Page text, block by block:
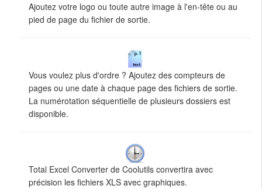
Ajoutez votre logo ou toute autre image à l'en-tête ou au
pied de page du fichier de sortie.
Vous voulez plus d'ordre ? Ajoutez des compteurs de
pages ou une date à chaque page des fichiers de sortie.
La numérotation séquentielle de plusieurs dossiers est
disponible.
Total Excel Converter de Coolutils convertira avec
précision les fichiers XLS avec graphiques.